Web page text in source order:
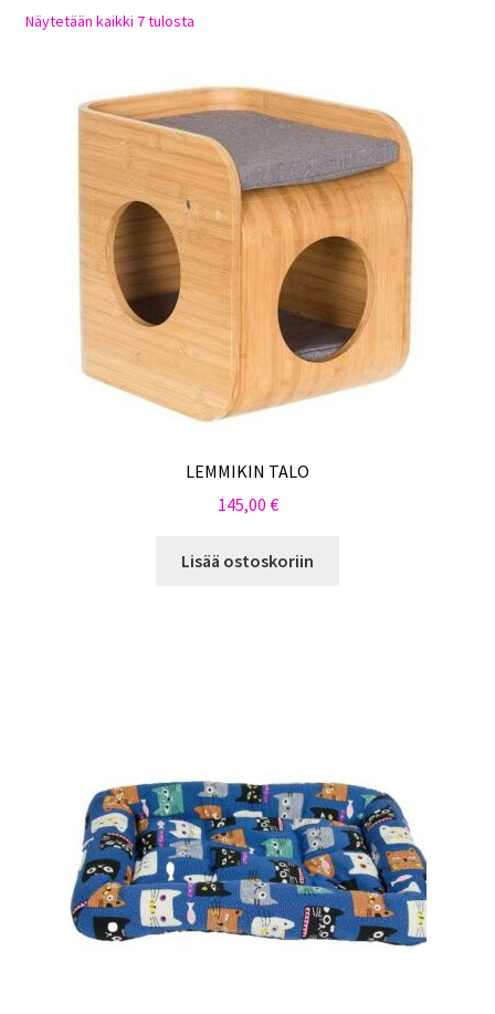
Tietosuojaseloste
Toimitusehdot
Näytetään kaikki 7 tulostaSorted
LEMMIKIN TALO
145,00 €
Lisää ostoskoriin